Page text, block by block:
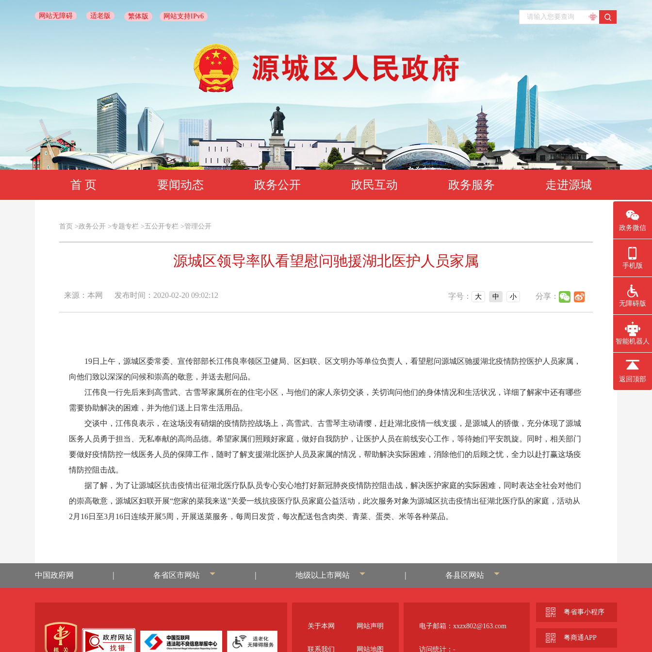
网站无障碍 适老版 繁体版 网站支持IPv6
首 页 要闻动态 政务公开 政民互动 政务服务 走进源城
首页 >政务公开 >专题专栏 >五公开专栏 >管理公开
源城区领导率队看望慰问驰援湖北医护人员家属
来源：本网 发布时间：2020-02-20 09:02:12 字号： 大 中 小 分享：
19日上午，源城区委常委、宣传部部长江伟良率领区卫健局、区妇联、区文明办等单位负责人，看望慰问源城区驰援湖北疫情防控医护人员家属，
向他们致以深深的问候和崇高的敬意，并送去慰问品。
江伟良一行先后来到高雪武、古雪琴家属所在的住宅小区，与他们的家人亲切交谈，关切询问他们的身体情况和生活状况，详细了解家中还有哪些
需要协助解决的困难，并为他们送上日常生活用品。
交谈中，江伟良表示，在这场没有硝烟的疫情防控战场上，高雪武、古雪琴主动请缨，赶赴湖北疫情一线支援，是源城人的骄傲，充分体现了源城
医务人员勇于担当、无私奉献的高尚品德。希望家属们照顾好家庭，做好自我防护，让医护人员在前线安心工作，等待她们平安凯旋。同时，相关部门
要做好疫情防控一线医务人员的保障工作，随时了解支援湖北医护人员及家属的情况，帮助解决实际困难，消除他们的后顾之忧，全力以赴打赢这场疫
情防控阻击战。
据了解，为了让源城区抗击疫情出征湖北医疗队队员专心安心地打好新冠肺炎疫情防控阻击战，解决医护家庭的实际困难，同时表达全社会对他们
的崇高敬意，源城区妇联开展“您家的菜我来送”关爱一线抗疫医疗队员家庭公益活动，此次服务对象为源城区抗击疫情出征湖北医疗队的家庭，活动从
2月16日至3月16日连续开展5周，开展送菜服务，每周日发货，每次配送包含肉类、青菜、蛋类、米等各种菜品。
中国政府网 | 各省区市网站 | 地级以上市网站 | 各县区网站
关于本网 网站声明
联系我们 网站地图
电子邮箱：xxzx802@163.com
访问统计： -
粤省事小程序
粤商通APP
政务微信
手机版
无障碍版
智能机器人
返回顶部